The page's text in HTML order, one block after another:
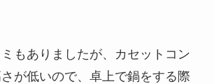
もありましたが、カセットコン
が低いので、卓上で鍋をする際